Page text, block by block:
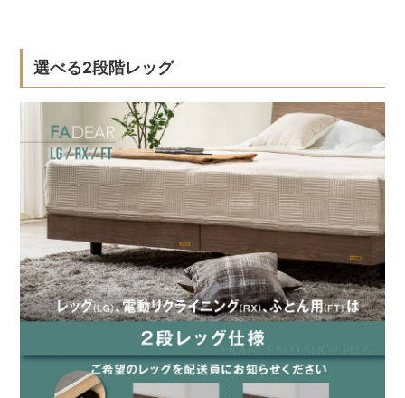
選べる2段階レッグ